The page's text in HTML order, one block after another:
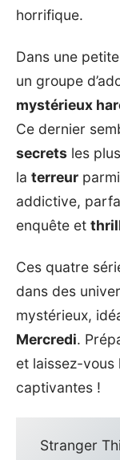
horrifique.
Dans une
un groupe
mystérieux
Ce dernier
secrets les
la terreur
addictive,
enquête et
Ces quatre
dans des
mystérieux,
Mercredi.
et laissez-
captivantes !
Stranger